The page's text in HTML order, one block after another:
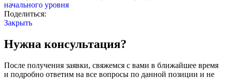
начального уровня
Поделиться:
Закрыть
Нужна консультация?
После получения заявки, свяжемся с вами в ближайшее время
и подробно ответим на все вопросы по данной позиции и не